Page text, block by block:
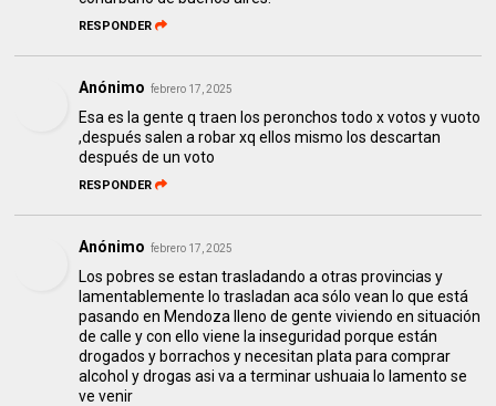
RESPONDER
Anónimo febrero 17, 2025
Esa es la gente q traen los peronchos todo x votos y vuoto
,después salen a robar xq ellos mismo los descartan
después de un voto
RESPONDER
Anónimo febrero 17, 2025
Los pobres se estan trasladando a otras provincias y
lamentablemente lo trasladan aca sólo vean lo que está
pasando en Mendoza lleno de gente viviendo en situación
de calle y con ello viene la inseguridad porque están
drogados y borrachos y necesitan plata para comprar
alcohol y drogas asi va a terminar ushuaia lo lamento se
ve venir